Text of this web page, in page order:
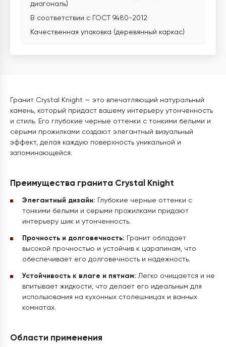
диагональ)
В соответствии с ГОСТ 9480-2012
Качественная упаковка (деревянный каркас)
Гранит Crystal Knight — это впечатляющий натуральный
камень, который придаст вашему интерьеру утонченность
и стиль. Его глубокие черные оттенки с тонкими белыми и
серыми прожилками создают элегантный визуальный
эффект, делая каждую поверхность уникальной и
запоминающейся.
Преимущества гранита Crystal Knight
Элегантный дизайн: Глубокие черные оттенки с
тонкими белыми и серыми прожилками придают
интерьеру шик и утонченность.
Прочность и долговечность: Гранит обладает
высокой прочностью и устойчив к царапинам, что
обеспечивает его долговечность и надежность.
Устойчивость к влаге и пятнам: Легко очищается и не
впитывает жидкости, что делает его идеальным для
использования на кухонных столешницах и ванных
комнатах.
Области применения